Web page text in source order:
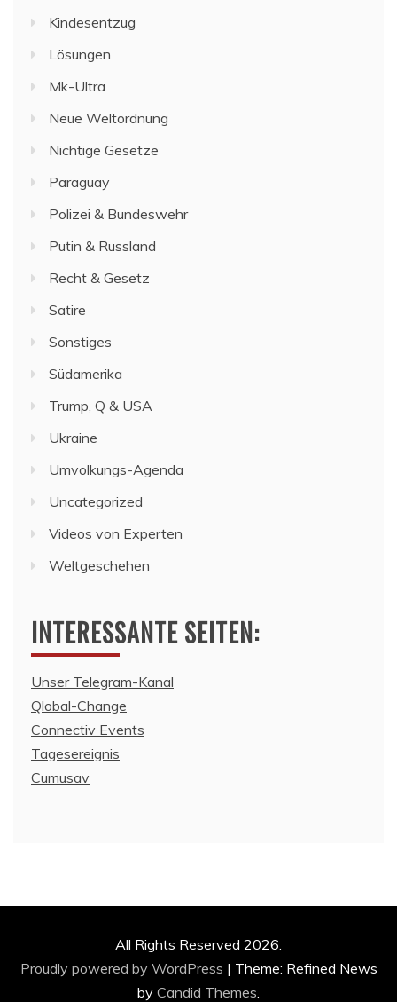
Kindesentzug
Lösungen
Mk-Ultra
Neue Weltordnung
Nichtige Gesetze
Paraguay
Polizei & Bundeswehr
Putin & Russland
Recht & Gesetz
Satire
Sonstiges
Südamerika
Trump, Q & USA
Ukraine
Umvolkungs-Agenda
Uncategorized
Videos von Experten
Weltgeschehen
INTERESSANTE SEITEN:
Unser Telegram-Kanal
Qlobal-Change
Connectiv Events
Tagesereignis
Cumusav
All Rights Reserved 2026.
Proudly powered by WordPress | Theme: Refined News
by Candid Themes